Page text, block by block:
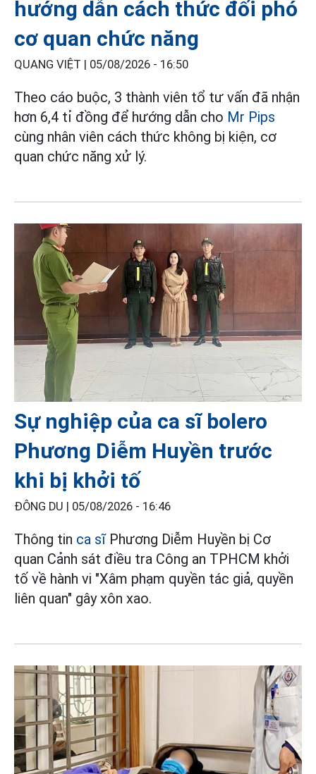
hướng dẫn cách thức đối phó
cơ quan chức năng
QUANG VIỆT | 05/08/2026 - 16:50
Theo cáo buộc, 3 thành viên tổ tư vấn đã nhận
hơn 6,4 tỉ đồng để hướng dẫn cho Mr Pips
cùng nhân viên cách thức không bị kiện, cơ
quan chức năng xử lý.
Sự nghiệp của ca sĩ bolero
Phương Diễm Huyền trước
khi bị khởi tố
ĐÔNG DU | 05/08/2026 - 16:46
Thông tin ca sĩPhương Diễm Huyền bị Cơ
quan Cảnh sát điều tra Công an TPHCM khởi
tố về hành vi "Xâm phạm quyền tác giả, quyền
liên quan" gây xôn xao.